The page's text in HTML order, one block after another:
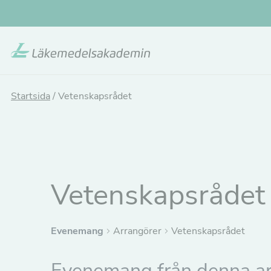
Startsida/Vetenskapsrådet
Vetenskapsrådet
Evenemang Arrangörer Vetenskapsrådet